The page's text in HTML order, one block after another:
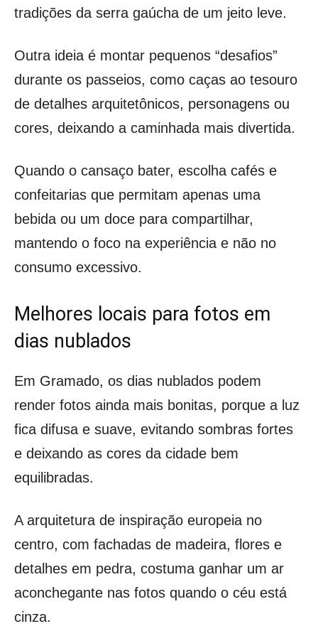
tradições da serra gaúcha de um jeito leve.
Outra ideia é montar pequenos “desafios”
durante os passeios, como caças ao tesouro
de detalhes arquitetônicos, personagens ou
cores, deixando a caminhada mais divertida.
Quando o cansaço bater, escolha cafés e
confeitarias que permitam apenas uma
bebida ou um doce para compartilhar,
mantendo o foco na experiência e não no
consumo excessivo.
Melhores locais para fotos em
dias nublados
Em Gramado, os dias nublados podem
render fotos ainda mais bonitas, porque a luz
fica difusa e suave, evitando sombras fortes
e deixando as cores da cidade bem
equilibradas.
A arquitetura de inspiração europeia no
centro, com fachadas de madeira, flores e
detalhes em pedra, costuma ganhar um ar
aconchegante nas fotos quando o céu está
cinza.